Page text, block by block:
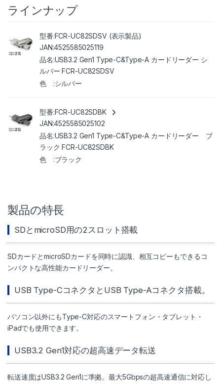
ラインナップ
FCR-UC82SDSV (表示製品)
4525585025119
USB3.2 Gen1 Type-C&Type-A カードリーダー シ
ルバー FCR-UC82SDSV
シルバー
FCR-UC82SDBK
4525585025102
USB3.2 Gen1 Type-C&Type-A カードリーダー ブ
ラック FCR-UC82SDBK
ブラック
製品の特長
SDとmicroSD用の2スロット搭載
SDカードとmicroSDカードを同時に認識、相互コピーもできるコ
ンパクトな高性能カードリーダー。
USB Type-CコネクタとUSB Type-Aコネクタ搭載。
パソコン以外にもType-C対応のスマートフォン・タブレット・
iPadでも使用できます。
USB3.2 Gen1対応の超高速データ転送
転送速度はUSB3.2 Gen1に準拠。最大5Gbpsの超高速通信に対応し